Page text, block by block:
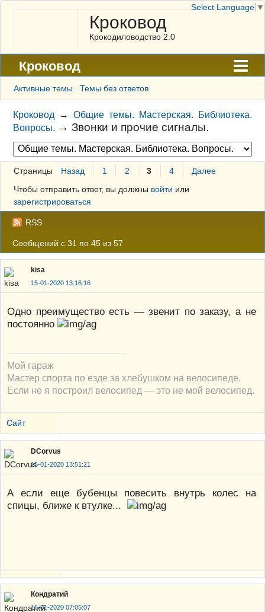
Кроковод
Крокодиловодство 2.0
Кроковод
Форум
Архив
ГАЛЕРЕЯ
Правила
Поиск
Регистрация
Вход
Активные темы Темы без ответов
Кроковод →Общие темы. Мастерская. Библиотека.
Вопросы. →Звонки и прочие сигналы.
Страницы Назад 1 2 3 4
Далее
Чтобы отправить ответ, вы должны войти или
зарегистрироваться
RSS
Сообщений с 31 по 45 из 57
kisa
15-01-2020 13:16:16
Одно преимущество есть — звенит по заказу, а не
постоянно
Мой гараж
Мастер спорта по езде за хлебушком на велосипеде.
Если не я построил велосипед — это не мой велосипед.
Сайт
DCorvus
15-01-2020 13:51:21
А если еще бубенцы повесить внутрь колес на
спицы, ближе к втулке...
Кондратий
16-01-2020 07:05:07
Select Language ▼